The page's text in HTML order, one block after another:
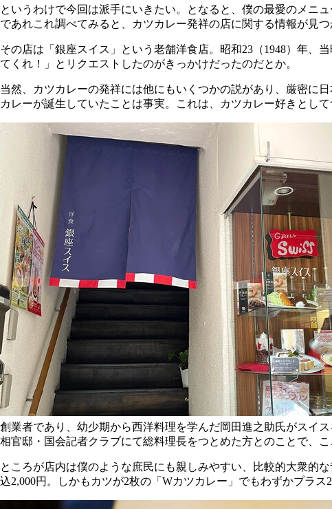
というわけで今回は派手にいきたい。となると、僕の最愛のメニ
であれこれ調べてみると、カツカレー発祥の店に関する情報が見つ
その店は「銀座スイス」という老舗洋食店。昭和23（1948）年、
てくれ！」とリクエストしたのがきっかけだったのだとか。
当然、カツカレーの発祥には他にもいくつかの説があり、厳密に
カレーが誕生していたことは事実。これは、カツカレー好きとし
創業者であり、幼少期から西洋料理を学んだ岡田進之助氏がスイ
相官邸・国会記者クラブにて総料理長をつとめた方とのことで、
ところが店内は僕のような庶民にも親しみやすい、比較的大衆的
込2,000円。しかもカツが2枚の「Wカツカレー」でもわずかプラ